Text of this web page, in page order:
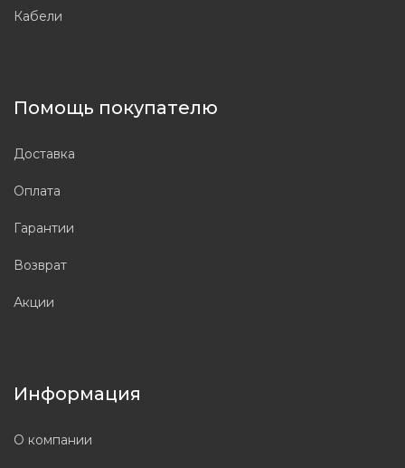
Кабели
Помощь покупателю
Доставка
Оплата
Гарантии
Возврат
Акции
Информация
О компании